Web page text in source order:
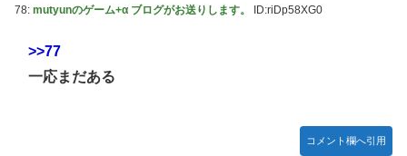
78: mutyunのゲーム+α ブログがお送りします。 ID:riDp58XG0
>>77
一応まだある
コメント欄へ引用